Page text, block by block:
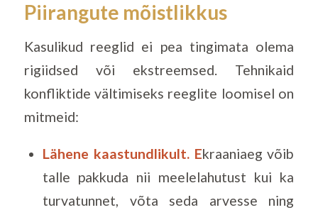
Piirangute mõistlikkus
Kasulikud reeglid ei pea tingimata olema
rigiidsed või ekstreemsed. Tehnikaid
konfliktide vältimiseks reeglite loomisel on
mitmeid:
Lähene kaastundlikult. Ekraaniaeg võib
talle pakkuda nii meelelahutust kui ka
turvatunnet, võta seda arvesse ning